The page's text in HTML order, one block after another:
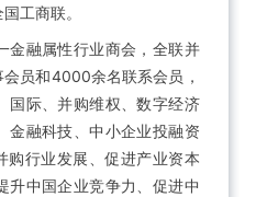
工商联。
金融属性行业商会，全联并
员和4000余名联系会员，
国际、并购维权、数字经济
金融科技、中小企业投融资
购行业发展、促进产业资本
升中国企业竞争力、促进中